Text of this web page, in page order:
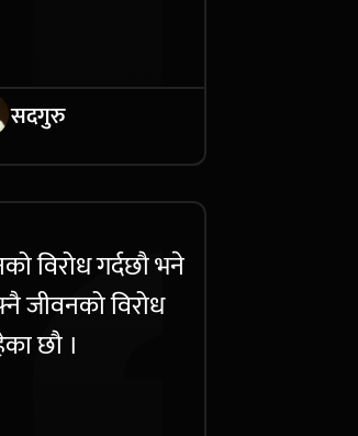
सदगुरु
विरोध गर्दछौ भने
जीवनको विरोध
छौ ।